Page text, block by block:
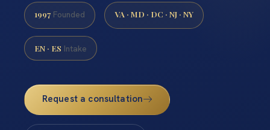
1997 Founded VA · MD · DC · NJ · NY
EN · ES Intake
Request a consultation